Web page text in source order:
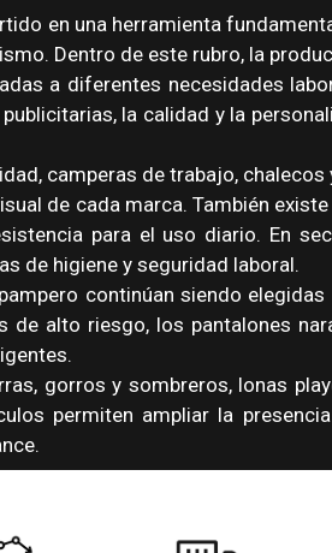
en una herramienta
Dentro de este rubro, la
a diferentes necesidades
la calidad y la
camperas de trabajo,
de cada marca. También
para el uso diario. En
de higiene y seguridad laboral.
continúan siendo
de alto riesgo, los pantalones
gorros y sombreros, lonas
permiten ampliar la